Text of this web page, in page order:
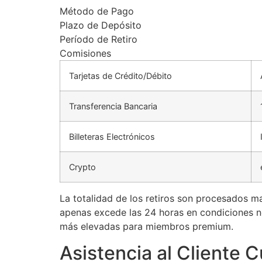
Método de Pago
Plazo de Depósito
Período de Retiro
Comisiones
Tarjetas de Crédito/Débito
Transferencia Bancaria
Billeteras Electrónicos
Crypto
La totalidad de los retiros son procesados
apenas excede las 24 horas en condiciones
más elevadas para miembros premium.
Asistencia al Cliente